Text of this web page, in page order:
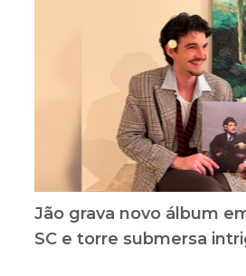
Jão grava novo álbum
SC e torre submersa